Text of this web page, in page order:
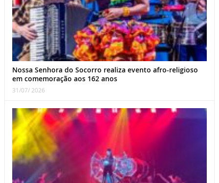
Nossa Senhora do Socorro realiza evento afro-religioso
em comemoração aos 162 anos
31/07/ 2026